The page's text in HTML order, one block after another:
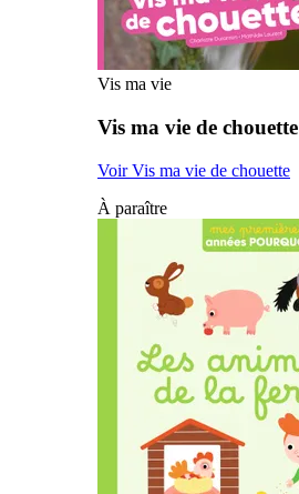
Vis ma vie
Vis ma vie de chouette
Voir Vis ma vie de chouette
À paraître